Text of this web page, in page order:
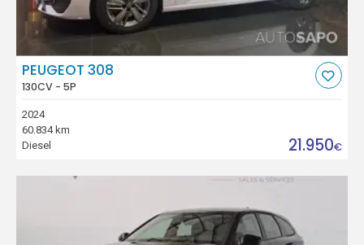
PEUGEOT 308
130CV - 5P
2024
60.834 km
Diesel
21.950€